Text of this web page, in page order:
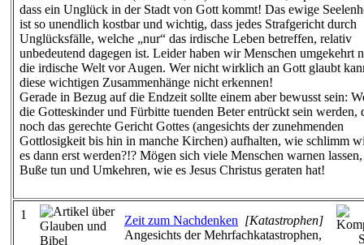
dass ein Unglück in der Stadt von Gott kommt! Das ewige
ist so unendlich kostbar und wichtig, dass jedes Strafgericht durch
Unglücksfälle, welche „nur“ das irdische Leben betreffen, relativ
unbedeutend dagegen ist. Leider haben wir Menschen umgekehrt
die irdische Welt vor Augen. Wer nicht wirklich an Gott glaubt
diese wichtigen Zusammenhänge nicht erkennen!
Gerade in Bezug auf die Endzeit sollte einem aber bewusst sein:
die Gotteskinder und Fürbitte tuenden Beter entrückt sein werden,
noch das gerechte Gericht Gottes (angesichts der zunehmenden
Gottlosigkeit bis hin in manche Kirchen) aufhalten, wie schlimm
es dann erst werden?!? Mögen sich viele Menschen warnen lassen,
Buße tun und Umkehren, wie es Jesus Christus geraten hat!
1 Zeit zum Nachdenken [Katastrophen]
Angesichts der Mehrfachkatastrophen,